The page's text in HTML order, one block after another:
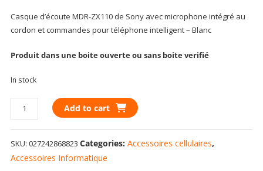
Casque d’écoute MDR-ZX110 de Sony avec microphone intégré au
cordon et commandes pour téléphone intelligent – Blanc
Produit dans une boite ouverte ou sans boite verifié
In stock
d'écoute
MDR-
ZX110
de
Add to cart
SKU: 027242868823 Categories: Accessoires cellulaires,
Accessoires Informatique